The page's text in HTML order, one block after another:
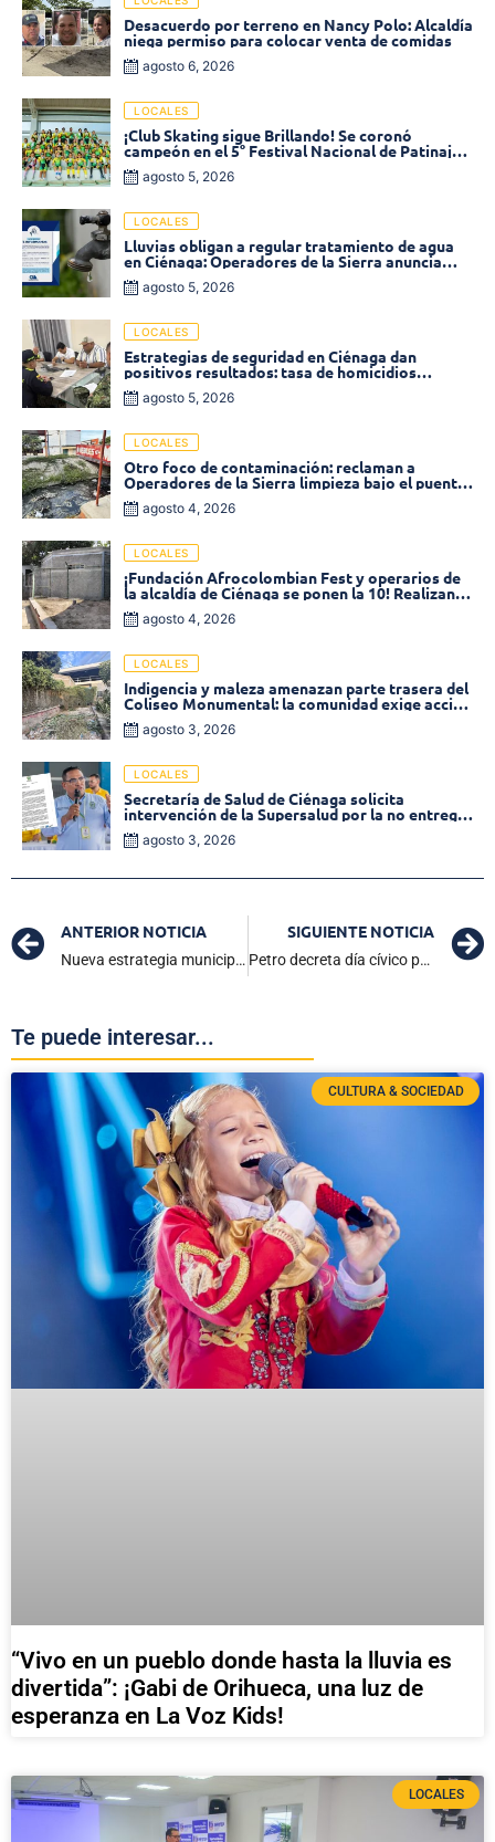
Desacuerdo por terreno en Nancy Polo: Alcaldía
niega permiso para colocar venta de comidas
agosto 6, 2026
LOCALES
¡Club Skating sigue Brillando! Se coronó
campeón en el 5° Festival Nacional de Patinaje
«Soledad sobre Ruedas»
agosto 5, 2026
LOCALES
Lluvias obligan a regular tratamiento de agua
en Ciénaga: Operadores de la Sierra anuncia
baja presión en varios sectores
agosto 5, 2026
LOCALES
Estrategias de seguridad en Ciénaga dan
positivos resultados: tasa de homicidios
disminuyó un 58% en 2026
agosto 5, 2026
LOCALES
Otro foco de contaminación: reclaman a
Operadores de la Sierra limpieza bajo el puente
de la calle 19 con carrera 11
agosto 4, 2026
LOCALES
¡Fundación Afrocolombian Fest y operarios de
la alcaldía de Ciénaga se ponen la 10! Realizan
limpieza de la parte posterior del Coliseo
Monumental
agosto 4, 2026
LOCALES
Indigencia y maleza amenazan parte trasera del
Coliseo Monumental: la comunidad exige acción
inmediata!
agosto 3, 2026
LOCALES
Secretaría de Salud de Ciénaga solicita
intervención de la Supersalud por la no entrega
de medicamentos en las EPS
agosto 3, 2026
ANTERIOR NOTICIA
Nueva estrategia municipal para enfrentar emergencias del fenómeno de La Niña en Ciénaga
SIGUIENTE NOTICIA
Petro decreta día cívico para el 15 de Julio en Colombia
Te puede interesar...
CULTURA & SOCIEDAD
“Vivo en un pueblo donde hasta la lluvia es
divertida”: ¡Gabi de Orihueca, una luz de
esperanza en La Voz Kids!
LOCALES